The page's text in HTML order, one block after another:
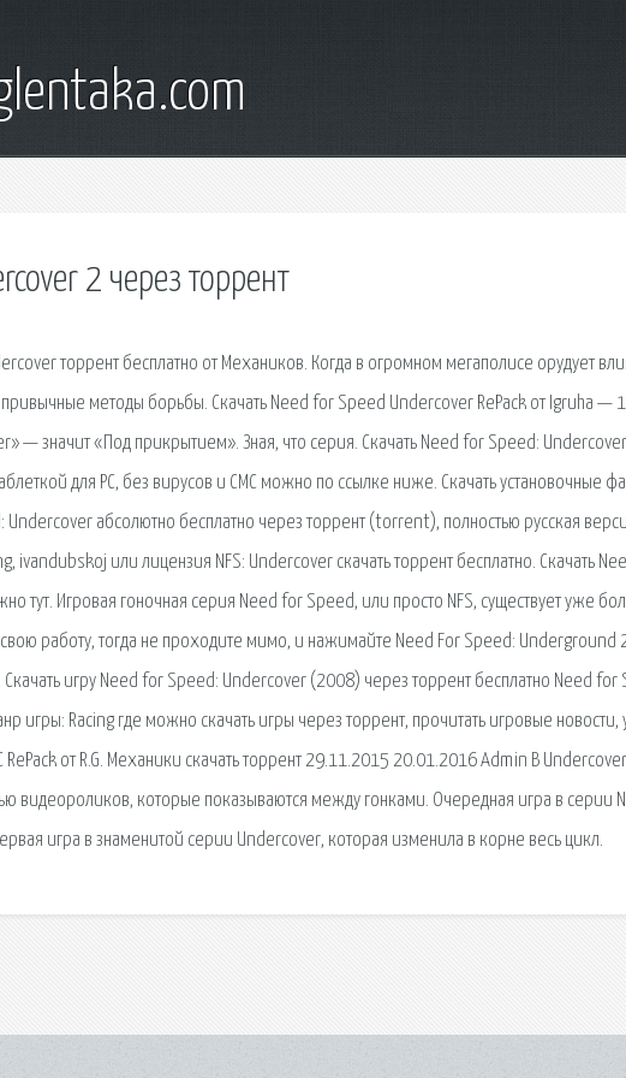
2 через торрент
торрент бесплатно от Механиков. Когда в огромном мегаполисе орудует
методы борьбы. Скачать Need for Speed Undercover RePack от Igruha —
— значит «Под прикрытием». Зная, что серия. Скачать Need for Speed: Undercover
для PC, без вирусов и СМС можно по ссылке ниже. Скачать установочные
Undercover абсолютно бесплатно через торрент (torrent), полностью русская
ivandubskoj или лицензия NFS: Undercover скачать торрент бесплатно. Скачать
тут. Игровая гоночная серия Need for Speed, или просто NFS, существует уже
работу, тогда не проходите мимо, и нажимайте Need For Speed: Underground 2
Скачать игру Need for Speed: Undercover (2008) через торрент бесплатно Need
игры: Racing где можно скачать игры через торрент, прочитать игровые новости,
от R.G. Механики скачать торрент 29.11.2015 20.01.2016 Admin В Undercover
видеороликов, которые показываются между гонками. Очередная игра в серии
игра в знаменитой серии Undercover, которая изменила в корне весь цикл.